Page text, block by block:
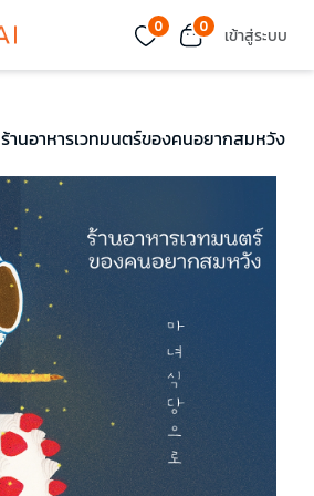
0 0 เข้าสู่ระบบ
ร้านอาหารเวทมนตร์ของคนอยากสมหวัง